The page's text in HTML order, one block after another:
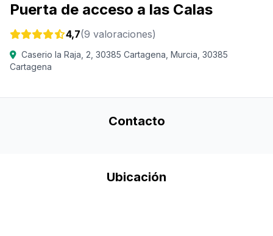
Puerta de acceso a las Calas
4,7(9 valoraciones)
Caserio la Raja, 2, 30385 Cartagena, Murcia, 30385
Cartagena
Contacto
Ubicación